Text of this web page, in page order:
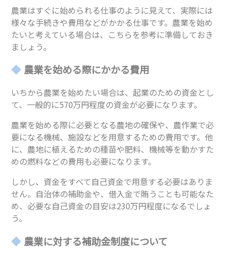
農業はすぐに始められる仕事のように見えて、実際には
様々な手続きや費用などがかかる仕事です。農業を始め
たいと考えている場合は、こちらを参考に準備しておき
ましょう。
農業を始める際にかかる費用
いちから農業を始めたい場合は、起業のための資金とし
て、一般的に570万円程度の資金が必要になります。
農業を始める際に必要となる農地の確保や、農作業で必
要になる機械、施設などを用意するための費用です。他
に、農地に植えるための種苗や肥料、機械等を動かすた
めの燃料などの費用も必要になります。
しかし、資金をすべて自己資金で用意する必要はありま
せん。自治体の補助金や、借入金で賄うことも可能なた
め、必要な自己資金の目安は230万円程度になるでしょ
う。
農業に対する補助金制度について